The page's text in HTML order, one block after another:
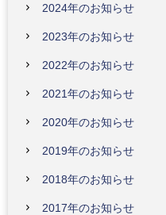
2024年のお知らせ
2023年のお知らせ
2022年のお知らせ
2021年のお知らせ
2020年のお知らせ
2019年のお知らせ
2018年のお知らせ
2017年のお知らせ